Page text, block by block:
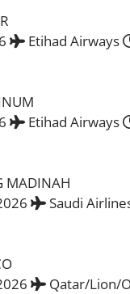
Etihad Airways
Etihad Airways
MADINAH
Saudi
Qatar/Lion/